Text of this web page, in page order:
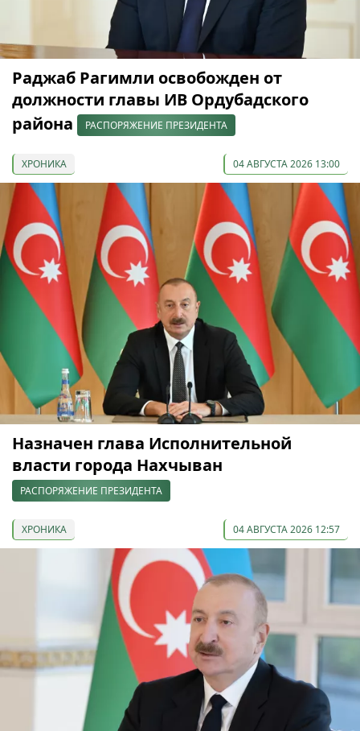
Раджаб Рагимли освобожден от
должности главы ИВ Ордубадского
района
РАСПОРЯЖЕНИЕ ПРЕЗИДЕНТА
ХРОНИКА 04 АВГУСТА 2026 13:00
Назначен глава Исполнительной
власти города Нахчыван
РАСПОРЯЖЕНИЕ ПРЕЗИДЕНТА
ХРОНИКА 04 АВГУСТА 2026 12:57